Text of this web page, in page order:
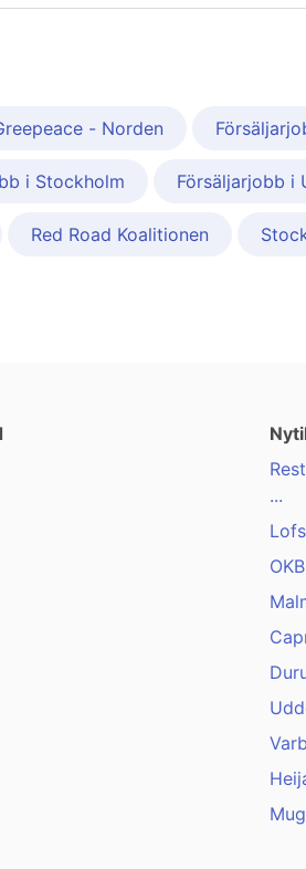
- Norden
i Stockholm Försäljarjobb i
Red Road Koalitionen
...